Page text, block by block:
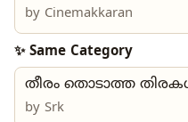
by Cinemakkaran
✨ Same Category
തീരം തൊടാത്ത തിരകൾ
by Srk